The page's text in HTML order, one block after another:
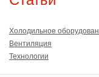
Холодильное
Вентиляция
Технологии